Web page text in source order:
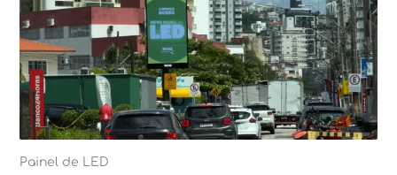
Painel de LED